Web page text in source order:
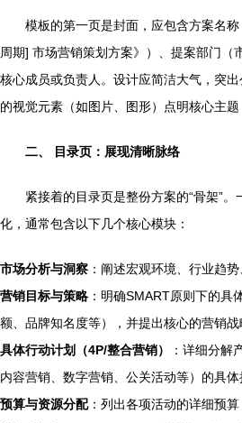
模板的第一页是封面，应包含方案名
周期] 市场营销策划方案》）、提案部门（
核心成员或负责人。设计应简洁大气，突
的视觉元素（如图片、图形）点明核心主题
二、 目录页：展现清晰脉络
紧接着的目录页是整份方案的“骨架”
化，通常包含以下几个核心模块：
市场分析与洞察 ：阐述宏观环境、行业趋
营销目标与策略 ：明确SMART原则下的具
额、品牌知名度等），并提出核心的营销战
具体行动计划（4P/整合营销）
：详细分解
内容营销、数字营销、公关活动等）的具体
预算与资源分配：列出各项活动的详细预算